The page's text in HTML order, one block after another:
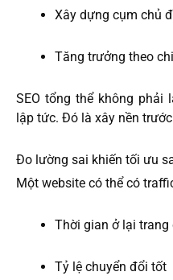
Xây dựng cụm chủ
Tăng trưởng theo
SEO tổng thể không
lập tức. Đó là xây nền
Đo lường sai khiến tối ưu
Một website có thể có
Thời gian ở lại trang
Tỷ lệ chuyển đổi tốt